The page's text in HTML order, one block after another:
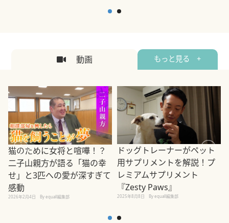
2026年5月12日
動画 もっと見る +
猫のために女将と喧嘩！？
二子山親方が語る「猫の幸
せ」と3匹への愛が深すぎて
感動
2026年2月4日 By equall編集部
ドッグトレーナーがペット
用サプリメントを解説！プ
レミアムサプリメント
『Zesty Paws』
2025年8月8日 By equall編集部